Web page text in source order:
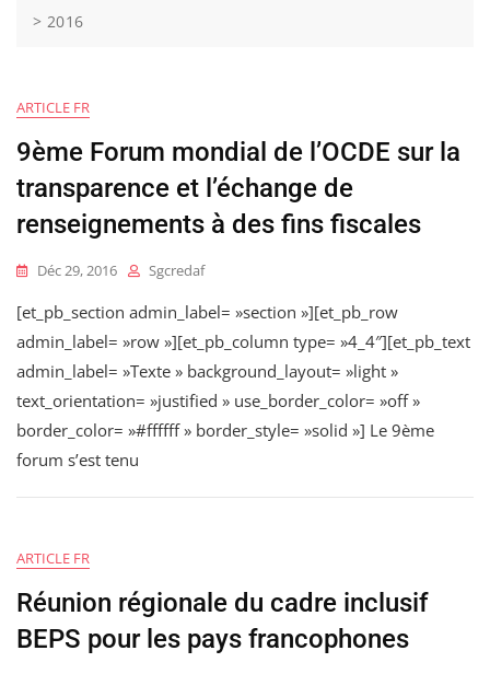
> 2016
ARTICLE FR
9ème Forum mondial de l’OCDE sur la
transparence et l’échange de
renseignements à des fins fiscales
Déc 29, 2016 Sgcredaf
[et_pb_section admin_label= »section »][et_pb_row
admin_label= »row »][et_pb_column type= »4_4″][et_pb_text
admin_label= »Texte » background_layout= »light »
text_orientation= »justified » use_border_color= »off »
border_color= »#ffffff » border_style= »solid »] Le 9ème
forum s’est tenu
ARTICLE FR
Réunion régionale du cadre inclusif
BEPS pour les pays francophones